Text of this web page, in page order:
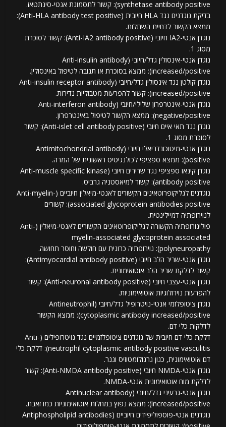
synthetase antibody positive): קשור לתסמונת אנטי-סינתטאז.
בדיקת נוגדנים נגד HLA חיובית (Anti-HLA antibody test positive):
ממצא הקשור לדחיית השתלות.
נוגדן אנטי-IA2 חיובי (Anti-IA2 antibody positive): קשור לסוכרת
מסוג 1.
נוגדן אנטי-אינסולין גדל/חיובי (Anti-insulin antibody
increased/positive): ממצא בסוכרת או תגובה לטיפול באינסולין.
נוגדן קולטן נגד אינסולין גדל/חיובי (Anti-insulin receptor antibody
increased/positive): קשור להפרעות מטבוליות נדירות.
נוגדן אנטי-אינטרפרון שלילי/חיובי (Anti-interferon antibody
negative/positive): ממצא הקשור לטיפול באינטרפרון.
נוגדן נגד תאי איים חיובי (Anti-islet cell antibody positive): קשור
לסוכרת מסוג 1.
נוגדן אנטי-מיטוכונדריאלי חיובי (Antimitochondrial antibody
positive): ממצא ספציפי לכולנגיטיס ראשונית של המרה.
נוגדן קינאז ספציפי נגד שרירים חיובי (Anti-muscle specific kinase
antibody positive): קשור למיאסטניה גרביס.
נוגדנים לגליקופרוטאינים הקשורים לאנטי-מיאלין חיוביים (Anti-myelin-
associated glycoprotein antibodies positive): קשורים
לנוירופתיה דמיילינטית.
פולינורופתיה הקשורה לגליקופרוטאינים הקשורים לאנטי-מיאלין (Anti-
myelin-associated glycoprotein associated
polyneuropathy): נוירופתיה כרונית עם חולשה וחוסר תחושה.
נוגדן אנטי-שריר הלב חיובי (Antimyocardial antibody positive):
קשור לדלקת שריר הלב אוטואימונית.
נוגדן אנטי-עצבי חיובי (Anti-neuronal antibody positive): קשור
להפרעות נוירולוגיות אוטואימוניות.
נוגדן ציטופלזמי אנטי-נויטרופיל גדל/חיובי (Antineutrophil
cytoplasmic antibody increased/positive): ממצא הקשור
לדלקות כלי דם.
דלקת כלי דם חיובית של נוגדנים ציטופלזמיים נגד נויטרופילים (Anti-
neutrophil cytoplasmic antibody positive vasculitis): דלקת כלי
דם אוטואימונית, כגון גרנולומטוזיס וגנר.
נוגדן אנטי-NMDA חיובי (Anti-NMDA antibody positive): קשור
לדלקת מוח אוטואימונית אנטי-NMDA.
נוגדן אנטי-גרעיני גדל/חיובי (Antinuclear antibody
increased/positive): ממצא נפוץ במחלות אוטואימוניות כמו זאבת.
נוגדנים אנטי-פוספוליפידים חיוביים (Antiphospholipid antibodies